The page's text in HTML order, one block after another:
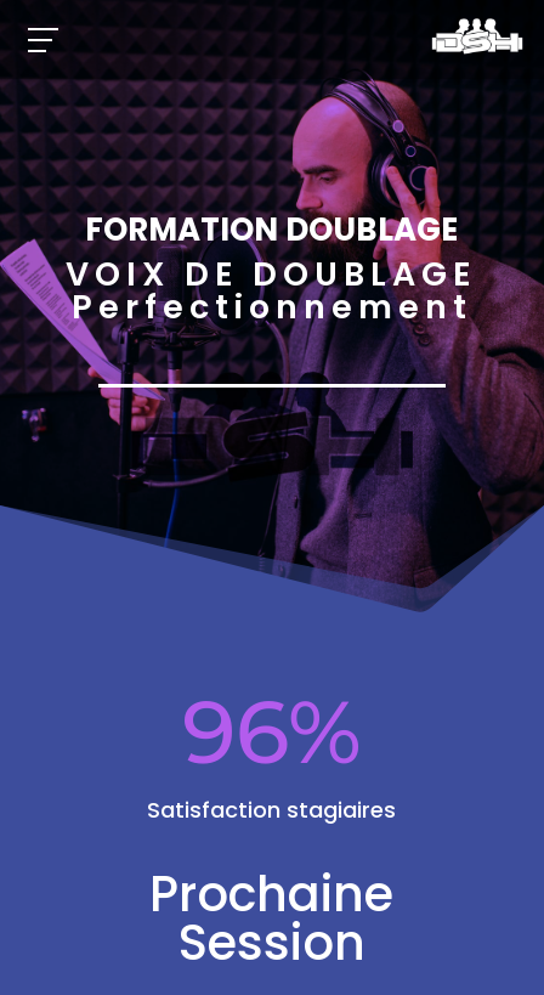
FORMATION DOUBLAGE
VOIX DE DOUBLAGE
Perfectionnement
96%
Satisfaction stagiaires
Prochaine
Session